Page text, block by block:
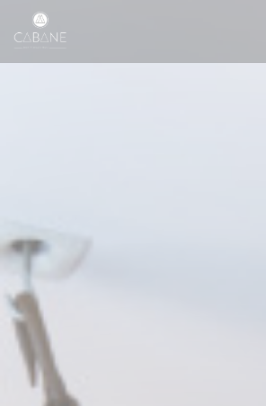
Панель управления cookies